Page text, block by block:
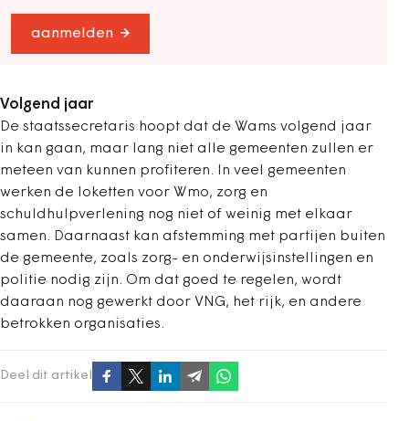
aanmelden
Volgend jaar
De staatssecretaris hoopt dat de Wams volgend jaar
in kan gaan, maar lang niet alle gemeenten zullen er
meteen van kunnen profiteren. In veel gemeenten
werken de loketten voor Wmo, zorg en
schuldhulpverlening nog niet of weinig met elkaar
samen. Daarnaast kan afstemming met partijen buiten
de gemeente, zoals zorg- en onderwijsinstellingen en
politie nodig zijn. Om dat goed te regelen, wordt
daaraan nog gewerkt door VNG, het rijk, en andere
betrokken organisaties.
Deel dit artikel